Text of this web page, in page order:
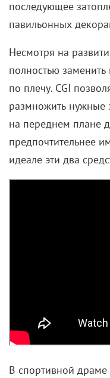
британский
героя играл Жан-
главный персонаж
тоже не балует.
юноша Уильям
работу спасателем
наклонностей. «На
ветеран Лесли (Том
настигла черная
ближайшие семь
жизнью.
мечты (Фрейя